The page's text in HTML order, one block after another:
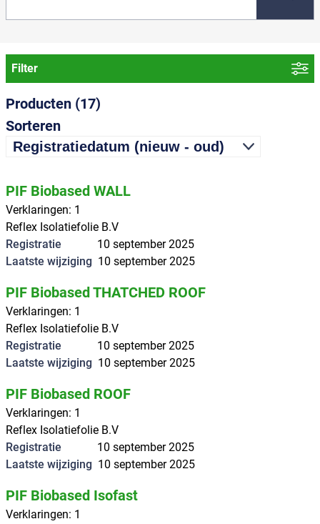
Filter
Categorie
Bouwkundig
Generieke verklaringen
Ruimtekoeling
Ruimteverwarming
Tapwater
Ventilatie
Producten (17)
Sorteren
PIF Biobased WALL
Verklaringen: 1
Reflex Isolatiefolie B.V
Registratie
10 september 2025
Laatste wijziging 10 september 2025
PIF Biobased THATCHED ROOF
Verklaringen: 1
Reflex Isolatiefolie B.V
Registratie
10 september 2025
Laatste wijziging 10 september 2025
PIF Biobased ROOF
Verklaringen: 1
Reflex Isolatiefolie B.V
Registratie
10 september 2025
Laatste wijziging 10 september 2025
PIF Biobased Isofast
Verklaringen: 1